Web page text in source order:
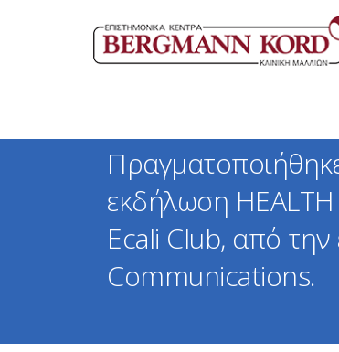
εκδήλωση ΗΕΑLTH
Ecali Club, από την
Communications.